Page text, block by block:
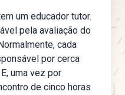
um educador tutor.
pela avaliação do
cada
por cerca
uma vez por
de cinco horas